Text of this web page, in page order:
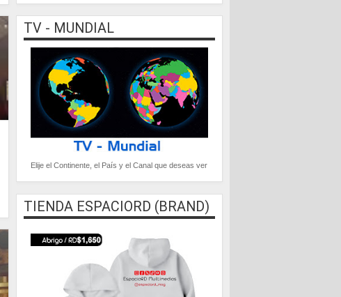
TV - MUNDIAL
Elije el Continente, el País y el Canal que deseas ver
TIENDA ESPACIORD (BRAND)